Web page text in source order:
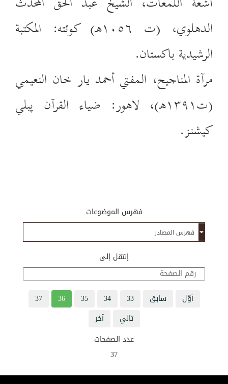
الدهلوي، (ت ١٠٥٦هـ) كوئته: المكتبة
الرشيدية باكستان.
مرآة المناجيح، المفتي أحمد يار خان النعيمي
(ت١٣٩١هـ)، لاهور: ضياء القرآن پبلي
كيشنـز.
فهرس الموضوعات
إنتقل إلى
أوّل سابق 33
34
35
36
37
تالي
آخر
عدد الصفحات
37